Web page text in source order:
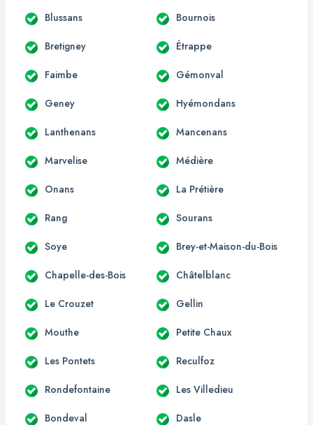
Blussans Bournois
Bretigney Étrappe
Faimbe Gémonval
Geney Hyémondans
Lanthenans Mancenans
Marvelise Médière
Onans La Prétière
Rang Sourans
Soye Brey-et-Maison-du-Bois
Chapelle-des-Bois Châtelblanc
Le Crouzet Gellin
Mouthe Petite Chaux
Les Pontets Reculfoz
Rondefontaine Les Villedieu
Bondeval Dasle